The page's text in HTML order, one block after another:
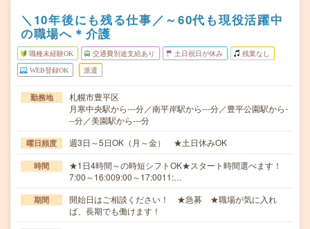
＼10年後にも残る仕事／～60代も現役活躍中
の職場へ＊介護
職種未経験OK 交通費別途支給あり 土日祝日が休み 残業なし
WEB登録OK 派遣
勤務地
札幌市豊平区
月寒中央駅から---分／南平岸駅から---分／豊平公園駅から-
--分／美園駅から---分
曜日頻度 週3日～5日OK（月～金） ★土日休みOK
時間
★1日4時間～の時短シフトOK★スタート時間選べます！
7:00～16:009:00～17:0011:…
期間
開始日はご相談ください！ ★急募 ★職場が気に入れ
ば、長期でも働けます！